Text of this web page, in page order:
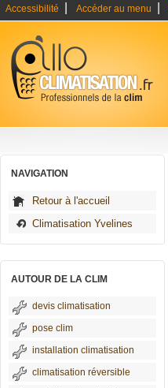
Accessibilité Accéder au menu
NAVIGATION
Retour à l'accueil
Climatisation Yvelines
AUTOUR DE LA CLIM
devis climatisation
pose clim
installation climatisation
climatisation réversible